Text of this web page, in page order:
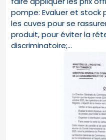
pompe: Evaluer et stock
les cuves pour se
produit, pour éviter la
discriminatoire;…